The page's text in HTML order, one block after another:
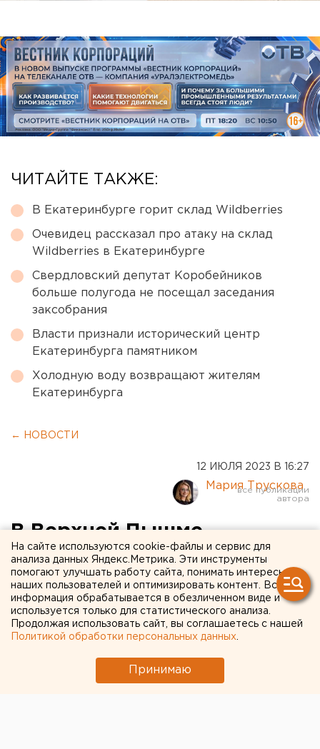
ЧИТАЙТЕ ТАКЖЕ:
В Екатеринбурге горит склад Wildberries
Очевидец рассказал про атаку на склад
Wildberries в Екатеринбурге
Свердловский депутат Коробейников
больше полугода не посещал заседания
заксобрания
Власти признали исторический центр
Екатеринбурга памятником
Холодную воду возвращают жителям
Екатеринбурга
← НОВОСТИ
12 ИЮЛЯ 2023 В 16:27
Мария Трускова
В Верхней Пышме
наградили лучших
корпоративных
преподавателей
На сайте используются cookie-файлы и сервис для
анализа данных Яндекс.Метрика. Эти инструменты
помогают улучшать работу сайта, понимать интересы
наших пользователей и оптимизировать контент. Вся
информация обрабатывается в обезличенном виде и
используется только для статистического анализа.
Продолжая использовать сайт, вы соглашаетесь с нашей
Политикой обработки персональных данных
Принимаю